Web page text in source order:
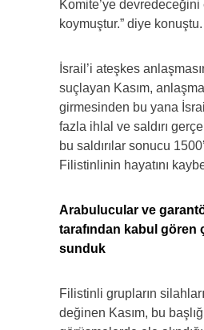
Komite’ye devredeceğini
koymuştur.” diye konuştu.
İsrail’i ateşkes
suçlayan Kasım,
girmesinden bu yana
fazla ihlal ve saldırı
bu saldırılar sonucu
Filistinlinin hayatını
Arabulucular ve
tarafından kabul gören
sunduk
Filistinli grupların
değinen Kasım, bu